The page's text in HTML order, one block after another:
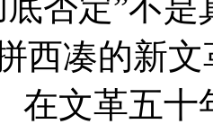
否定”不
西凑的新
在文革五